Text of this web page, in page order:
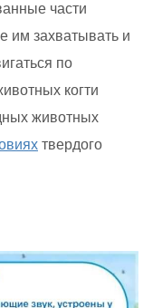
части
им захватывать и
по
когти
животных
твердого